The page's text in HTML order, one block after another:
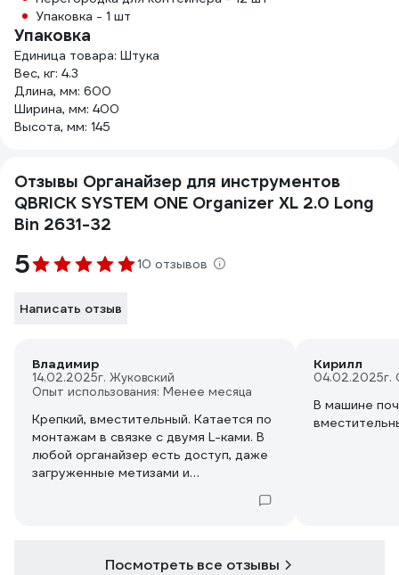
Упаковка - 1 шт
Упаковка
Единица товара: Штука
Вес, кг: 4.3
Длина, мм: 600
Ширина, мм: 400
Высота, мм: 145
Отзывы Органайзер для инструментов
QBRICK SYSTEM ONE Organizer XL 2.0 Long
Bin 2631-32
5 10 отзывов
Написать отзыв
Владимир
14.02.2025г. Жуковский
Опыт использования: Менее месяца
Крепкий, вместительный. Катается по
монтажам в связке с двумя L-ками. В
любой органайзер есть доступ, даже
загруженные метизами и
Кирилл
04.02.2025г.
В машине
Посмотреть все отзывы